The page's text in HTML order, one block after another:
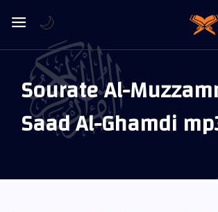
Sourate Al-
Saad Al-Ghamdi
🌙